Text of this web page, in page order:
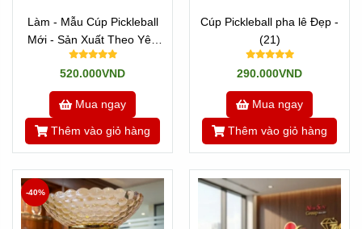
Xem thêm các mẫu khác ở đây như:
Làm - Mẫu Cúp Pickleball
Mới - Sản Xuất Theo Yêu
Cầu (18)
520.000VND
Mua ngay
Thêm vào giỏ hàng
Cúp Pickleball pha lê Đẹp -
(21)
290.000VND
Mua ngay
Thêm vào giỏ hàng
-40%